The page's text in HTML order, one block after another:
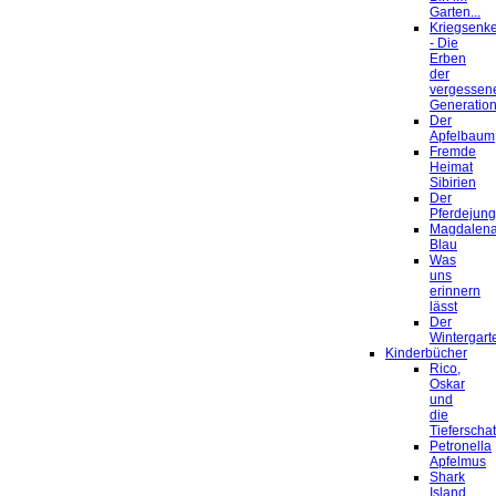
Garten...
- Die
Erben
der
Generation
Der
Apfelbaum
Fremde
Heimat
Sibirien
Der
Blau
Was
uns
erinnern
lässt
Der
Kinderbücher
Rico,
Oskar
und
die
Petronella
Apfelmus
Shark
Island